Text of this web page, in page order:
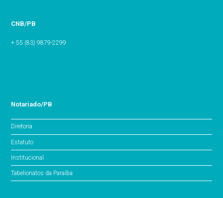
CNB/PB
+ 55 (83) 9879-2299
Notariado/PB
Diretoria
Estatuto
Institucional
Tabelionatos da Paraíba